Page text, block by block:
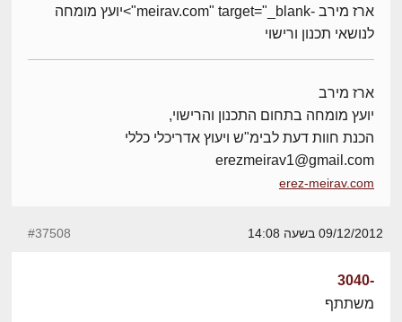
ארז מירב -meirav.com" target="_blank">יועץ מומחה
לנושאי תכנון ורישוי
ארז מירב
יועץ מומחה בתחום התכנון והרישוי,
הכנת חוות דעת לבימ"ש ויעוץ אדריכלי כללי
erezmeirav1@gmail.com
erez-meirav.com
09/12/2012 בשעה 14:08 #37508
-3040
משתתף